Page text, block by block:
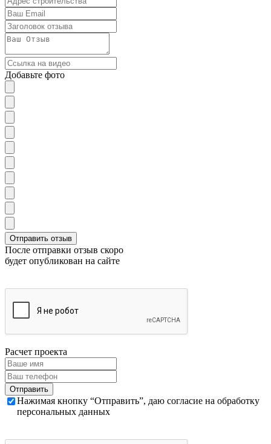
Добавьте фото
После отправки отзыв скоро
будет опубликован на сайте
Расчет проекта
Нажимая кнопку “Отправить”, даю согласие на обработку
персональных данных